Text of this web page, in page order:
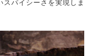
パイシーさを実現しま